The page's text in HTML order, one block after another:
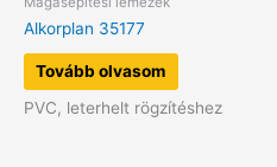
Alkorplan 35177
Tovább olvasom
PVC, leterhelt rögzítéshez